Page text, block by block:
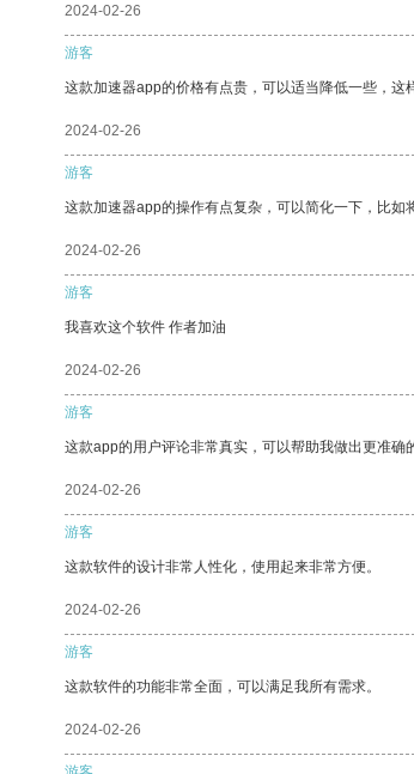
2024-02-26
游客
这款加速器app的价格有点贵，可以适当降低一些，这
2024-02-26
游客
这款加速器app的操作有点复杂，可以简化一下，比如
2024-02-26
游客
我喜欢这个软件 作者加油
2024-02-26
游客
这款app的用户评论非常真实，可以帮助我做出更准确
2024-02-26
游客
这款软件的设计非常人性化，使用起来非常方便。
2024-02-26
游客
这款软件的功能非常全面，可以满足我所有需求。
2024-02-26